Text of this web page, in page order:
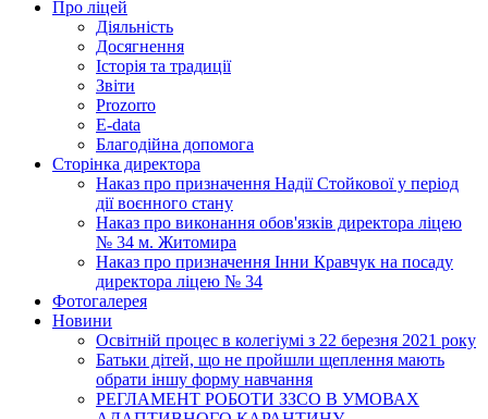
Про ліцей
Діяльність
Досягнення
Історія та традиції
Звіти
Prozorro
E-data
Благодійна допомога
Сторінка директора
Наказ про призначення Надії Стойкової у період
дії воєнного стану
Наказ про виконання обов'язків директора ліцею
№ 34 м. Житомира
Наказ про призначення Інни Кравчук на посаду
директора ліцею № 34
Фотогалерея
Новини
Освітній процес в колегіумі з 22 березня 2021 року
Батьки дітей, що не пройшли щеплення мають
обрати іншу форму навчання
РЕГЛАМЕНТ РОБОТИ ЗЗСО В УМОВАХ